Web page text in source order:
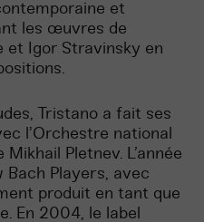
et
les œuvres de
et Igor Stravinsky en
Tristano a fait ses
l’Orchestre national
Pletnev. L’année
Bach Players, avec
produit en tant que
En 2004, le label